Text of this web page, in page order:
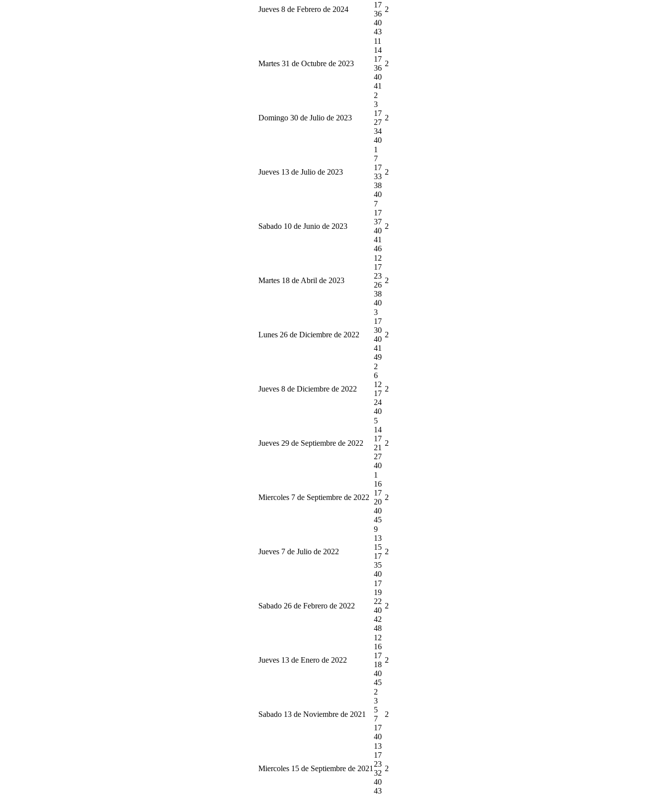
Jueves 8 de Febrero de 2024
17
36
40
43
2
Martes 31 de Octubre de 2023
11
14
17
36
40
41
2
Domingo 30 de Julio de 2023
2
3
17
27
34
40
2
Jueves 13 de Julio de 2023
1
7
17
33
38
40
2
Sabado 10 de Junio de 2023
7
17
37
40
41
46
2
Martes 18 de Abril de 2023
12
17
23
26
38
40
2
Lunes 26 de Diciembre de 2022
3
17
30
40
41
49
2
Jueves 8 de Diciembre de 2022
2
6
12
17
24
40
2
Jueves 29 de Septiembre de 2022
5
14
17
21
27
40
2
Miercoles 7 de Septiembre de 2022
1
16
17
20
40
45
2
Jueves 7 de Julio de 2022
9
13
15
17
35
40
2
Sabado 26 de Febrero de 2022
17
19
22
40
42
48
2
Jueves 13 de Enero de 2022
12
16
17
18
40
45
2
Sabado 13 de Noviembre de 2021
2
3
5
7
17
40
2
Miercoles 15 de Septiembre de 2021
13
17
23
32
40
43
2